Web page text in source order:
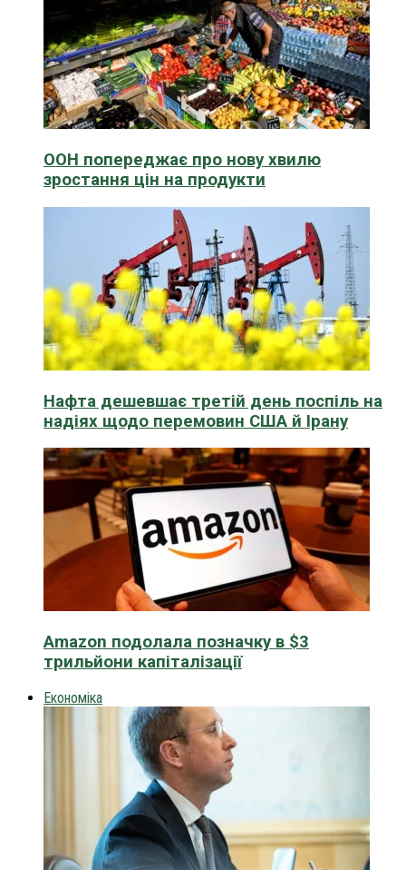
ООН попереджає про нову хвилю
зростання цін на продукти
Нафта дешевшає третій день поспіль на
надіях щодо перемовин США й Ірану
Amazon подолала позначку в $3
трильйони капіталізації
Економіка